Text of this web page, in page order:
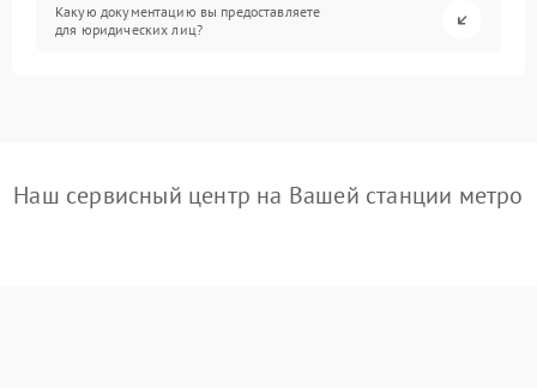
Какую документацию вы предоставляете
для юридических лиц?
Наш сервисный центр на Вашей станции метро